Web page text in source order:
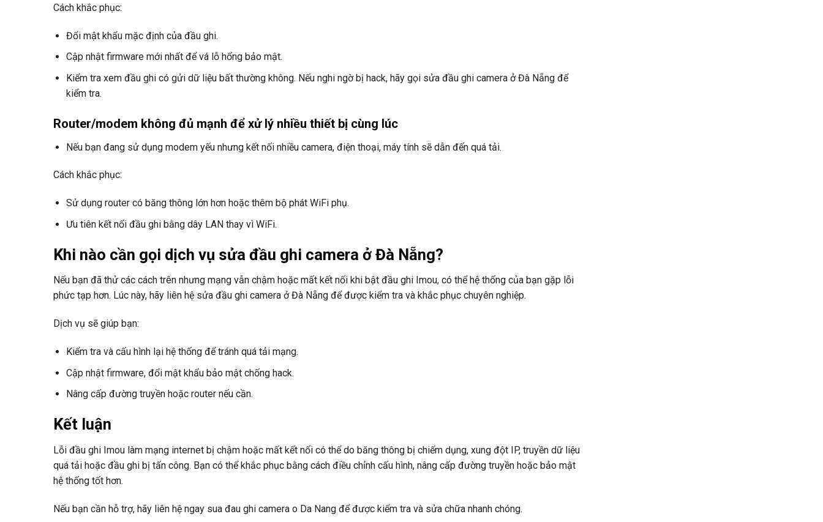
Cách khắc phục:
Đổi mật khẩu mặc định của đầu ghi.
Cập nhật firmware mới nhất để vá lỗ hổng bảo mật.
Kiểm tra xem đầu ghi có gửi dữ liệu bất thường không. Nếu nghi ngờ bị hack, hãy gọi sửa đầu ghi camera ở Đà Nẵng để
kiểm tra.
Router/modem không đủ mạnh để xử lý nhiều thiết bị cùng lúc
Nếu bạn đang sử dụng modem yếu nhưng kết nối nhiều camera, điện thoại, máy tính sẽ dẫn đến quá tải.
Cách khắc phục:
Sử dụng router có băng thông lớn hơn hoặc thêm bộ phát WiFi phụ.
Ưu tiên kết nối đầu ghi bằng dây LAN thay vì WiFi.
Khi nào cần gọi dịch vụ sửa đầu ghi camera ở Đà Nẵng?
Nếu bạn đã thử các cách trên nhưng mạng vẫn chậm hoặc mất kết nối khi bật đầu ghi Imou, có thể hệ thống của bạn gặp lỗi
phức tạp hơn. Lúc này, hãy liên hệ sửa đầu ghi camera ở Đà Nẵng để được kiểm tra và khắc phục chuyên nghiệp.
Dịch vụ sẽ giúp bạn:
Kiểm tra và cấu hình lại hệ thống để tránh quá tải mạng.
Cập nhật firmware, đổi mật khẩu bảo mật chống hack.
Nâng cấp đường truyền hoặc router nếu cần.
Kết luận
Lỗi đầu ghi Imou làm mạng internet bị chậm hoặc mất kết nối có thể do băng thông bị chiếm dụng, xung đột IP, truyền dữ liệu
quá tải hoặc đầu ghi bị tấn công. Bạn có thể khắc phục bằng cách điều chỉnh cấu hình, nâng cấp đường truyền hoặc bảo mật
hệ thống tốt hơn.
Nếu bạn cần hỗ trợ, hãy liên hệ ngay sua đau ghi camera o Da Nang để được kiểm tra và sửa chữa nhanh chóng.